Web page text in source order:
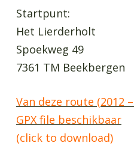
Startpunt:
Het Lierderholt
Spoekweg 49
7361 TM Beekbergen
Van deze route (2012
GPX file beschikbaar
(click to download)